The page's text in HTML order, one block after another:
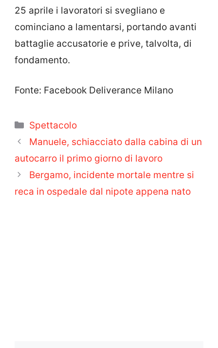
25 aprile i lavoratori si svegliano e
cominciano a lamentarsi, portando avanti
battaglie accusatorie e prive, talvolta, di
fondamento.
Fonte: Facebook Deliverance Milano
Categorie
Spettacolo
Manuele, schiacciato dalla cabina di un
autocarro il primo giorno di lavoro
Bergamo, incidente mortale mentre si
reca in ospedale dal nipote appena nato